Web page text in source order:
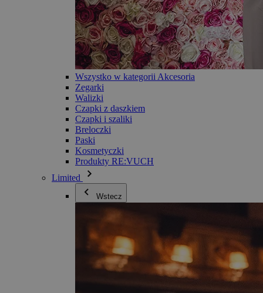
Wszystko w kategorii Akcesoria
Zegarki
Walizki
Czapki z daszkiem
Czapki i szaliki
Breloczki
Paski
Kosmetyczki
Produkty RE:VUCH
Limited
Wstecz